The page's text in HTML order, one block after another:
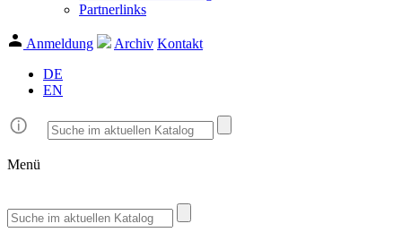
Partnerlinks
Anmeldung Archiv Kontakt
DE
EN
Menü